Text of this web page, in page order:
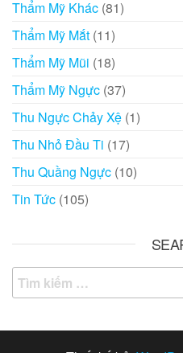
Thẩm Mỹ Khác (81)
Thẩm Mỹ Mắt (11)
Thẩm Mỹ Mũi (18)
Thẩm Mỹ Ngực (37)
Thu Ngực Chảy Xệ (1)
Thu Nhỏ Đầu Ti (17)
Thu Quầng Ngực (10)
Tin Tức (105)
Tìm
kiếm